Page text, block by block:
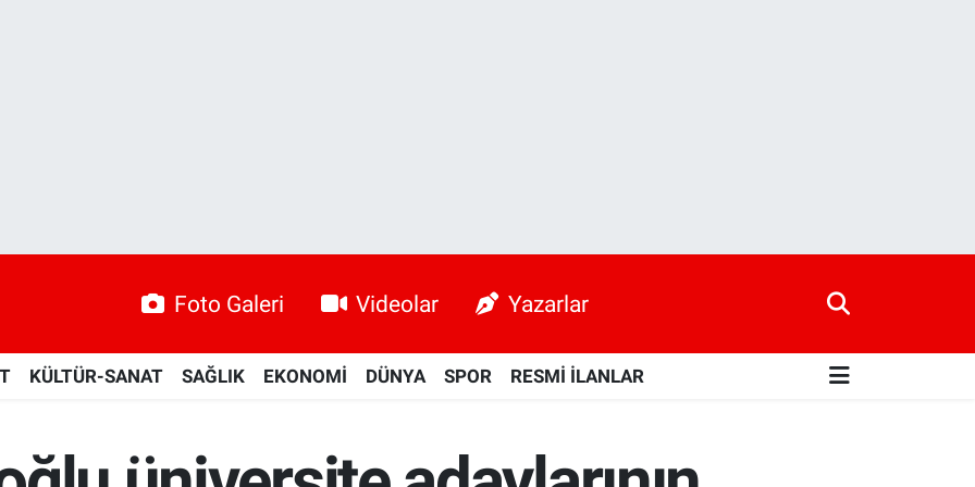
Foto Galeri Videolar Yazarlar
KÜLTÜR-SANAT SAĞLIK EKONOMİ DÜNYA SPOR RESMİ İLANLAR